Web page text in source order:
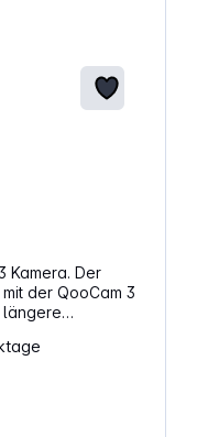
Kamera. Der
der QooCam 3
längere
auf einer
Sie die Batterien